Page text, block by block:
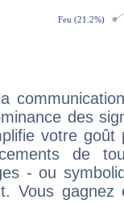
des
votre goût
de
- ou
Vous